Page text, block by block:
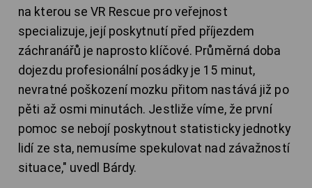
na kterou se VR Rescue pro veřejnost
specializuje, její poskytnutí před příjezdem
záchranářů je naprosto klíčové. Průměrná doba
dojezdu profesionální posádky je 15 minut,
nevratné poškození mozku přitom nastává již po
pěti až osmi minutách. Jestliže víme, že první
pomoc se nebojí poskytnout statisticky jednotky
lidí ze sta, nemusíme spekulovat nad závažností
situace," uvedl Bárdy.